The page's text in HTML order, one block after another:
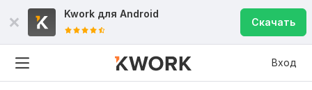
Kwork для Android
Скачать
Вход